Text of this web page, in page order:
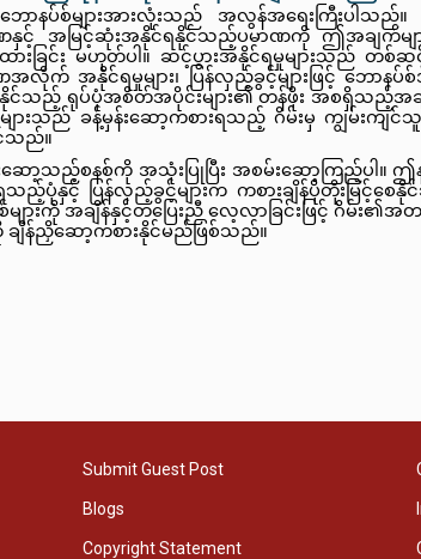
နပ်စ်များအားလုံးသည် အလွန်အရေးကြီးပါသည်။
င့် အမြင့်ဆုံးအနိုင်ရနိုင်သည့်ပမာဏကို ဤအချက်မျာ
းခြင်း မဟုတ်ပါ။ ဆင့်ပွားအနိုင်ရမှုများသည် တစ်
လိုက် အနိုင်ရမှုများ၊ ပြန်လှည့်ခွင့်များဖြင့် ဘောနပ်
င်သည့် ရုပ်ပုံအစိတ်အပိုင်းများ၏ တန်ဖိုး အစရှိသည့်အချ
ျားသည် ခန့်မှန်းဆော့ကစားရသည့် ဂိမ်းမှ ကျွမ်းကျ
သည်။
ာ့သည့်စနစ်ကို အသုံးပြုပြီး အစမ်းဆော့ကြည့်ပါ။ ဤန
သည့်ပုံနှင့် ပြန်လှည့်ခွင့်များက ကစားချိန်ပိုတိုးမြင့်စ
းကို အချိန်နှင့်တပြေးညီ လေ့လာခြင်းဖြင့် ဂိမ်း၏
န်ညှိဆော့ကစားနိုင်မည်ဖြစ်သည်။
Submit Guest Post
Blogs
Copyright Statement